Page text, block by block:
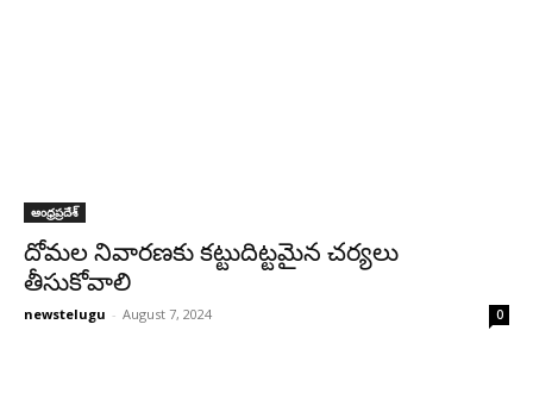
ఆంధ్రప్రదేశ్‌
దోమల నివారణకు కట్టుదిట్టమైన చర్యలు
తీసుకోవాలి
newstelugu - August 7, 2024 0